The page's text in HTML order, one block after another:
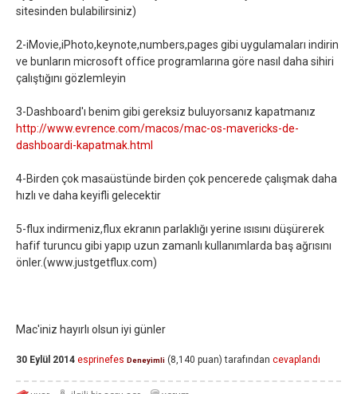
sitesinden bulabilirsiniz)
2-iMovie,iPhoto,keynote,numbers,pages gibi uygulamaları indirin
ve bunların microsoft office programlarına göre nasıl daha sihiri
çalıştığını gözlemleyin
3-Dashboard'ı benim gibi gereksiz buluyorsanız kapatmanız
http://www.evrence.com/macos/mac-os-mavericks-de-
dashboardi-kapatmak.html
4-Birden çok masaüstünde birden çok pencerede çalışmak daha
hızlı ve daha keyifli gelecektir
5-flux indirmeniz,flux ekranın parlaklığı yerine ısısını düşürerek
hafif turuncu gibi yapıp uzun zamanlı kullanımlarda baş ağrısını
önler.(www.justgetflux.com)
Mac'iniz hayırlı olsun iyi günler
30 Eylül 2014 esprinefes Deneyimli (8,140 puan) tarafından cevaplandı